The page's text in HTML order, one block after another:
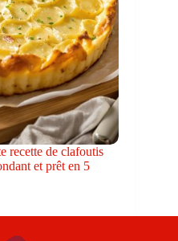
recette de clafoutis
et prêt en 5